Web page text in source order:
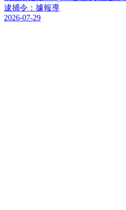
逮捕令 ： 據報導
2026-07-29